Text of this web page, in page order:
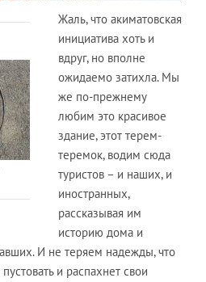
Жаль, что акиматовская
инициатива хоть и
вдруг, но вполне
ожидаемо затихла. Мы
же по-прежнему
любим это красивое
здание, этот терем-
теремок, водим сюда
туристов – и наших, и
иностранных,
рассказывая им
историю дома и
И не теряем надежды, что
и распахнет свои